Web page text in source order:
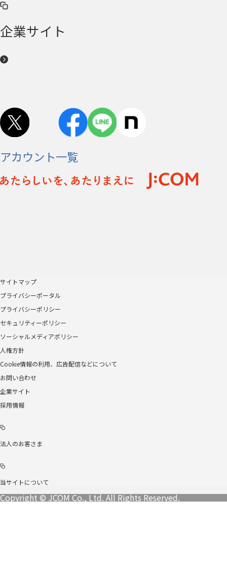
企業サイト
アカウント一覧
サイトマップ
プライバシーポータル
プライバシーポリシー
セキュリティーポリシー
ソーシャルメディアポリシー
人権方針
Cookie情報の利用、広告配信などについて
お問い合わせ
企業サイト
採用情報
法人のお客さま
当サイトについて
Copyright © JCOM Co., Ltd. All Rights Reserved.